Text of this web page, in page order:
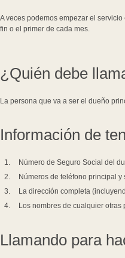
A veces podemos empezar el
fin o el primer de cada mes.
¿Quién debe
La persona que va a ser el dueño
Información de
Número de Seguro Social del
Números de teléfono principal y
La dirección completa
Los nombres de cualquier
Llamando para